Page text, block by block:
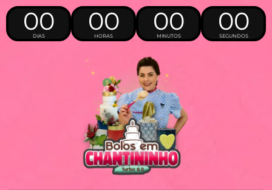
00
DIAS 00
HORAS 00
MINUTOS 00
SEGUNDOS